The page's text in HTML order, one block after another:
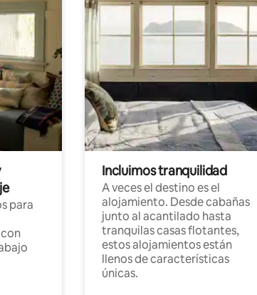
para
Incluimos tranquilidad
A veces el destino es el
alojamiento. Desde cabañas
junto al acantilado hasta
tranquilas casas flotantes,
estos alojamientos están
llenos de características
únicas.